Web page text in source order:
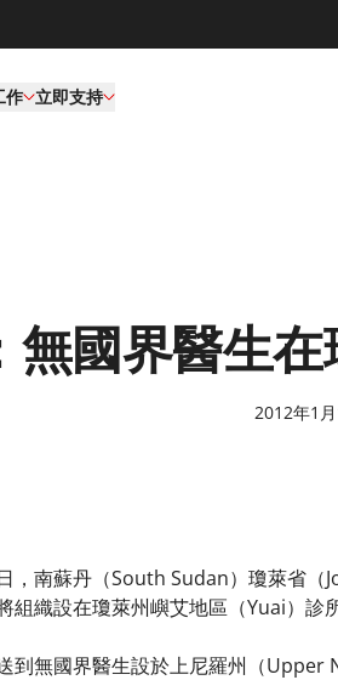
作​ 立即支持
無國界醫生
2012年1
，南蘇丹（South Sudan）瓊萊省（
組織設在瓊萊州嶼艾地區（Yuai）診
到無國界醫生設於上尼羅州（Upper